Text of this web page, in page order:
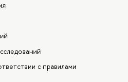
с правилами